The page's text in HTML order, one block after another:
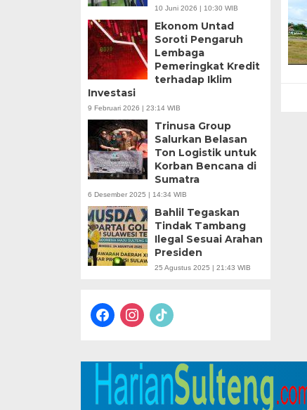
10 Juni 2026 | 10:30 WIB
Ekonom Untad
Soroti Pengaruh
Lembaga
Pemeringkat Kredit
terhadap Iklim
Investasi
9 Februari 2026 | 23:14 WIB
Trinusa Group
Salurkan Belasan
Ton Logistik untuk
Korban Bencana di
Sumatra
6 Desember 2025 | 14:34 WIB
Bahlil Tegaskan
Tindak Tambang
Ilegal Sesuai Arahan
Presiden
25 Agustus 2025 | 21:43 WIB
facebookinstagram
tiktok